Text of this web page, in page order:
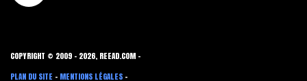
COPYRIGHT © 2009 - 2026, REEAD.COM -
PLAN DU SITE - MENTIONS LÉGALES -